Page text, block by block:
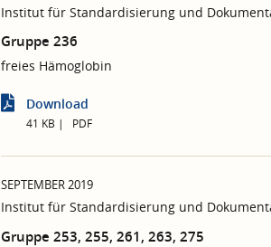
Institut für Standardisierung und
Gruppe 236
freies Hämoglobin
Download
41 KB PDF
SEPTEMBER 2019
Institut für Standardisierung und
Gruppe 253, 255, 261, 263, 275